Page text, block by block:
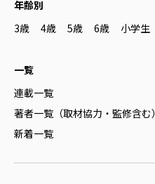
年齢別
3歳
4歳 5歳 6歳 小学生
一覧
連載一覧
著者一覧（取材協力・監修含む）
新着一覧